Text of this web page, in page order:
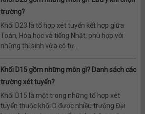
trường?
Khối D23 là tổ hợp xét tuyển kết hợp giữa
Toán, Hóa học và tiếng Nhật, phù hợp với
những thí sinh vừa có tư...
Khối D15 gồm những môn gì? Danh sách các
trường xét tuyển?
Khối D15 là một trong những tổ hợp xét
tuyển thuộc khối D được nhiều trường Đại